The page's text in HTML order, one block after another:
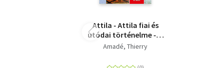
Attila - Attila fiai és
utódai történelme - II.
kötet
Amadé, Thierry